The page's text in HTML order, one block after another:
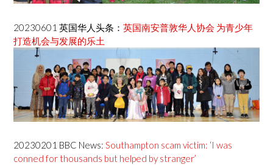
20230601 英国华人头条： 英国南安普敦华人协会 为青少年
打造机会与发展的乐土
20230201 BBC News: Southampton scam victim: ‘I was
conned for thousands but helped by stranger’